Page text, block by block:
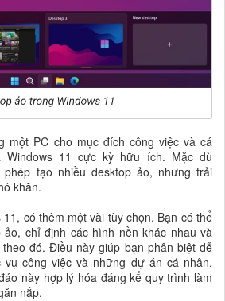
một PC cho mục đích công việc và cá
Windows 11 cực kỳ hữu ích. Mặc dù
tạo nhiều desktop ảo, nhưng trải
khăn.
có thêm một vài tùy chọn. Bạn có thể
chỉ định các hình nền khác nhau và
đó. Điều này giúp bạn phân biệt dễ
công việc và những dự án cá nhân.
này hợp lý hóa đáng kể quy trình làm
nắp.